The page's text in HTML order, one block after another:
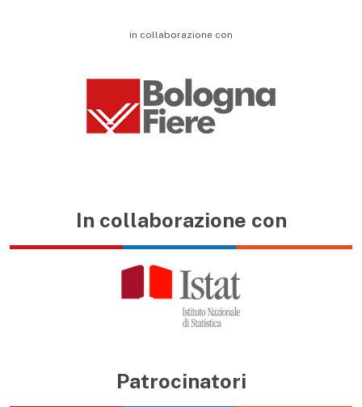
in collaborazione con
In collaborazione con
Patrocinatori